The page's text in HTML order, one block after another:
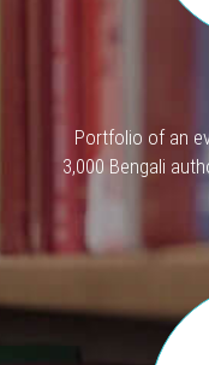
Portfolio of an
3,000 Bengali